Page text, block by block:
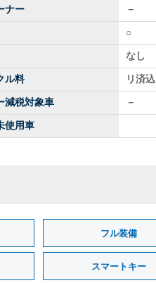
ナー －
○
なし
ル料 リ済込
減税対象車 －
使用車
フル装備
スマートキー